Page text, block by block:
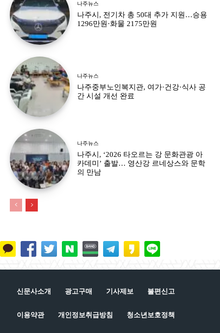
나주뉴스
나주시, 전기차 총 50대 추가 지원…승용
1296만원·화물 2175만원
나주뉴스
나주중부노인복지관, 여가·건강·식사 공
간 시설 개선 완료
나주뉴스
나주시, ‘2026 타오르는 강 문화관광 아
카데미’ 출발… 영산강 르네상스와 문학
의 만남
신문사소개 광고구매 기사제보 불편신고
이용약관 개인정보취급방침 청소년보호정책